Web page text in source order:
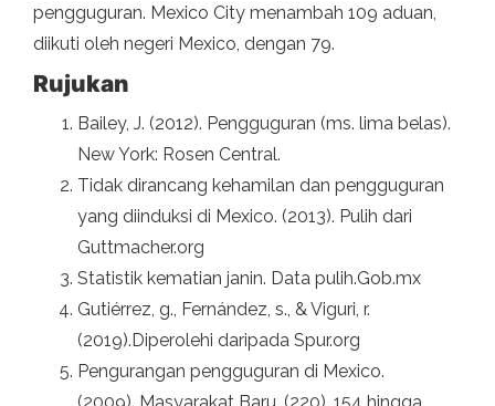
pengguguran. Mexico City menambah 109 aduan,
diikuti oleh negeri Mexico, dengan 79.
Rujukan
Bailey, J. (2012). Pengguguran (ms. lima belas).
New York: Rosen Central.
Tidak dirancang kehamilan dan pengguguran
yang diinduksi di Mexico. (2013). Pulih dari
Guttmacher.org
Statistik kematian janin. Data pulih.Gob.mx
Gutiérrez, g., Fernández, s., & Viguri, r.
(2019).Diperolehi daripada Spur.org
Pengurangan pengguguran di Mexico.